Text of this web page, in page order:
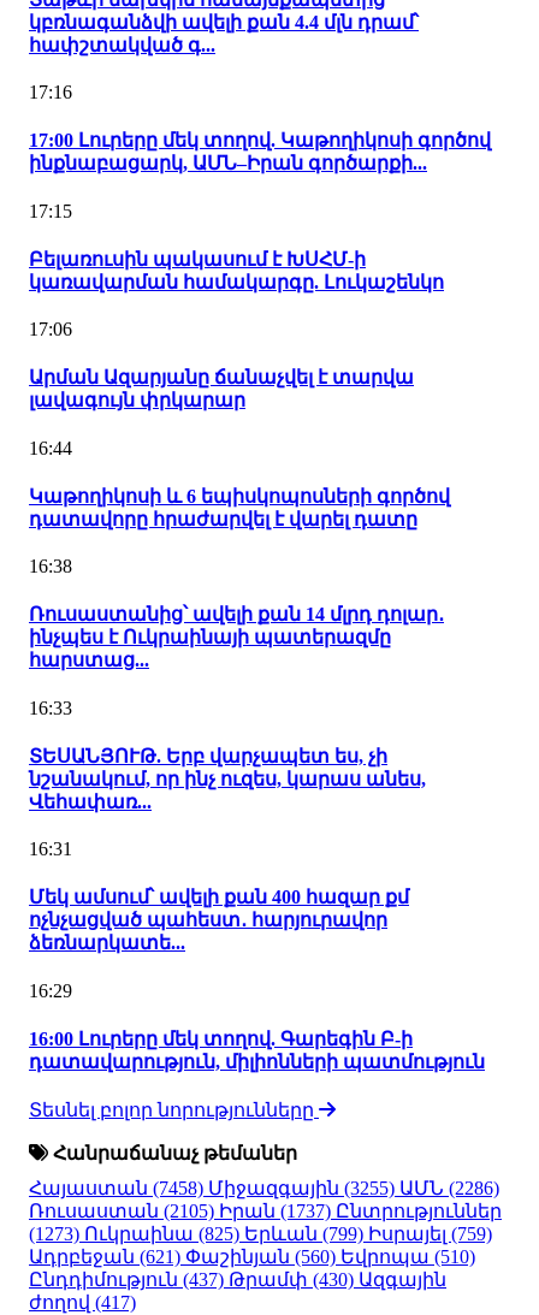
կբռնագանձվի ավելի քան 4.4 մլն դրամ՝
հափշտակված գ...
17:16
17:00 Լուրերը մեկ տողով. Կաթողիկոսի գործով
ինքնաբացարկ, ԱՄՆ–Իրան գործարքի...
17:15
Բելառուսին պակասում է ԽՍՀՄ-ի
կառավարման համակարգը. Լուկաշենկո
17:06
Արման Ազարյանը ճանաչվել է տարվա
լավագույն փրկարար
16:44
Կաթողիկոսի և 6 եպիսկոպոսների գործով
դատավորը հրաժարվել է վարել դատը
16:38
Ռուսաստանից՝ ավելի քան 14 մլրդ դոլար․
ինչպես է Ուկրաինայի պատերազմը
հարստաց...
16:33
ՏԵՍԱՆՅՈՒԹ. Երբ վարչապետ ես, չի
նշանակում, որ ինչ ուզես, կարաս անես,
Վեհափառ...
16:31
Մեկ ամսում՝ ավելի քան 400 հազար քմ
ոչնչացված պահեստ․ հարյուրավոր
ձեռնարկատե...
16:29
16:00 Լուրերը մեկ տողով. Գարեգին Բ-ի
դատավարություն, միլիոնների պատմություն
Տեսնել բոլոր նորությունները
Հանրաճանաչ թեմաներ
Հայաստան (7458) Միջազգային (3255) ԱՄՆ (2286)
Ռուսաստան (2105) Իրան (1737) Ընտրություններ
(1273) Ուկրաինա (825) Երևան (799) Իսրայել (759)
Ադրբեջան (621) Փաշինյան (560) Եվրոպա (510)
Ընդդիմություն (437) Թրամփ (430) Ազգային
ժողով (417)